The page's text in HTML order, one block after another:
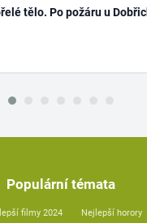
tělo. Po požáru u
Populární témata
filmy 2024 Nejlepší horory